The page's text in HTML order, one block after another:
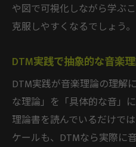
や図で可視化しながら学ぶ
克服しやすくなるでしょう。
DTM実践で抽象的な音楽
DTM実践が音楽理論の理解
な理論」を「具体的な音」
理論書を読んでいるだけで
ケールも、DTMなら実際に